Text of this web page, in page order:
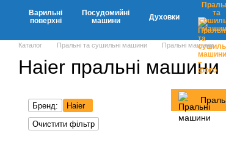
Кліматична
Варильні
поверхні
Посудомийні
машини
Духовки
та
Каталог Пральні та сушильні машини Пральні машини
Haier пральні машини
Бренд:
Haier
Очистити фільтр